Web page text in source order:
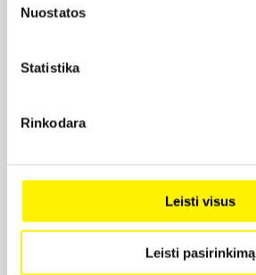
Nuostatos
Statistika
Rinkodara
Leisti visus
Leisti pasirinkimą